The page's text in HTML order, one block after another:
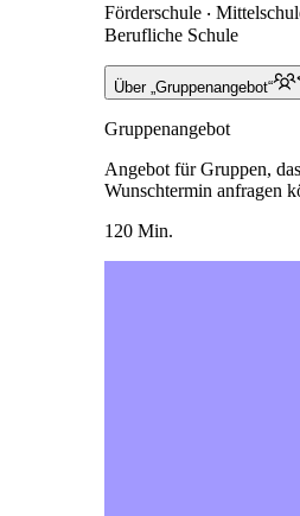
Förderschule ‧
Berufliche Schule
Über „Gruppenangebot“
Gruppenangebot
Angebot für Gruppen,
Wunschtermin anfragen
120 Min.